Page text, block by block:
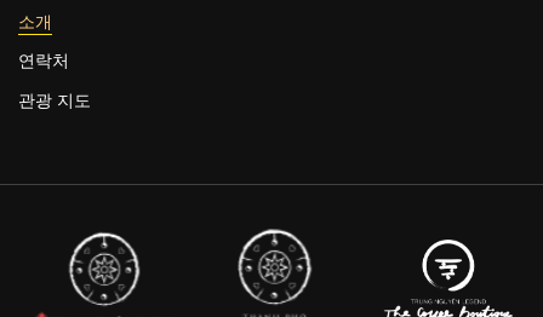
소개
연락처
관광 지도